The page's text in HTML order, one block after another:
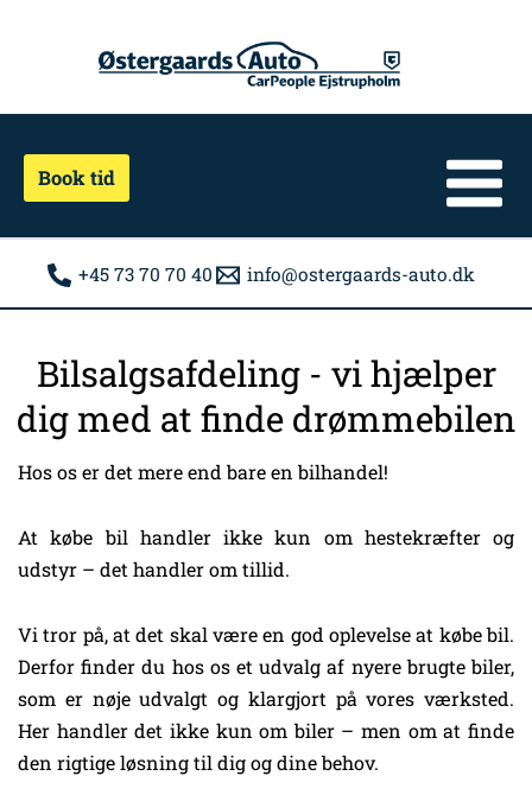
Book tid
+45 73 70 70 40 info@ostergaards-auto.dk
Bilsalgsafdeling - vi hjælper
dig med at finde drømmebilen
Hos os er det mere end bare en bilhandel!
At købe bil handler ikke kun om hestekræfter og
udstyr – det handler om tillid.
Vi tror på, at det skal være en god oplevelse at købe bil.
Derfor finder du hos os et udvalg af nyere brugte biler,
som er nøje udvalgt og klargjort på vores værksted.
Her handler det ikke kun om biler – men om at finde
den rigtige løsning til dig og dine behov.